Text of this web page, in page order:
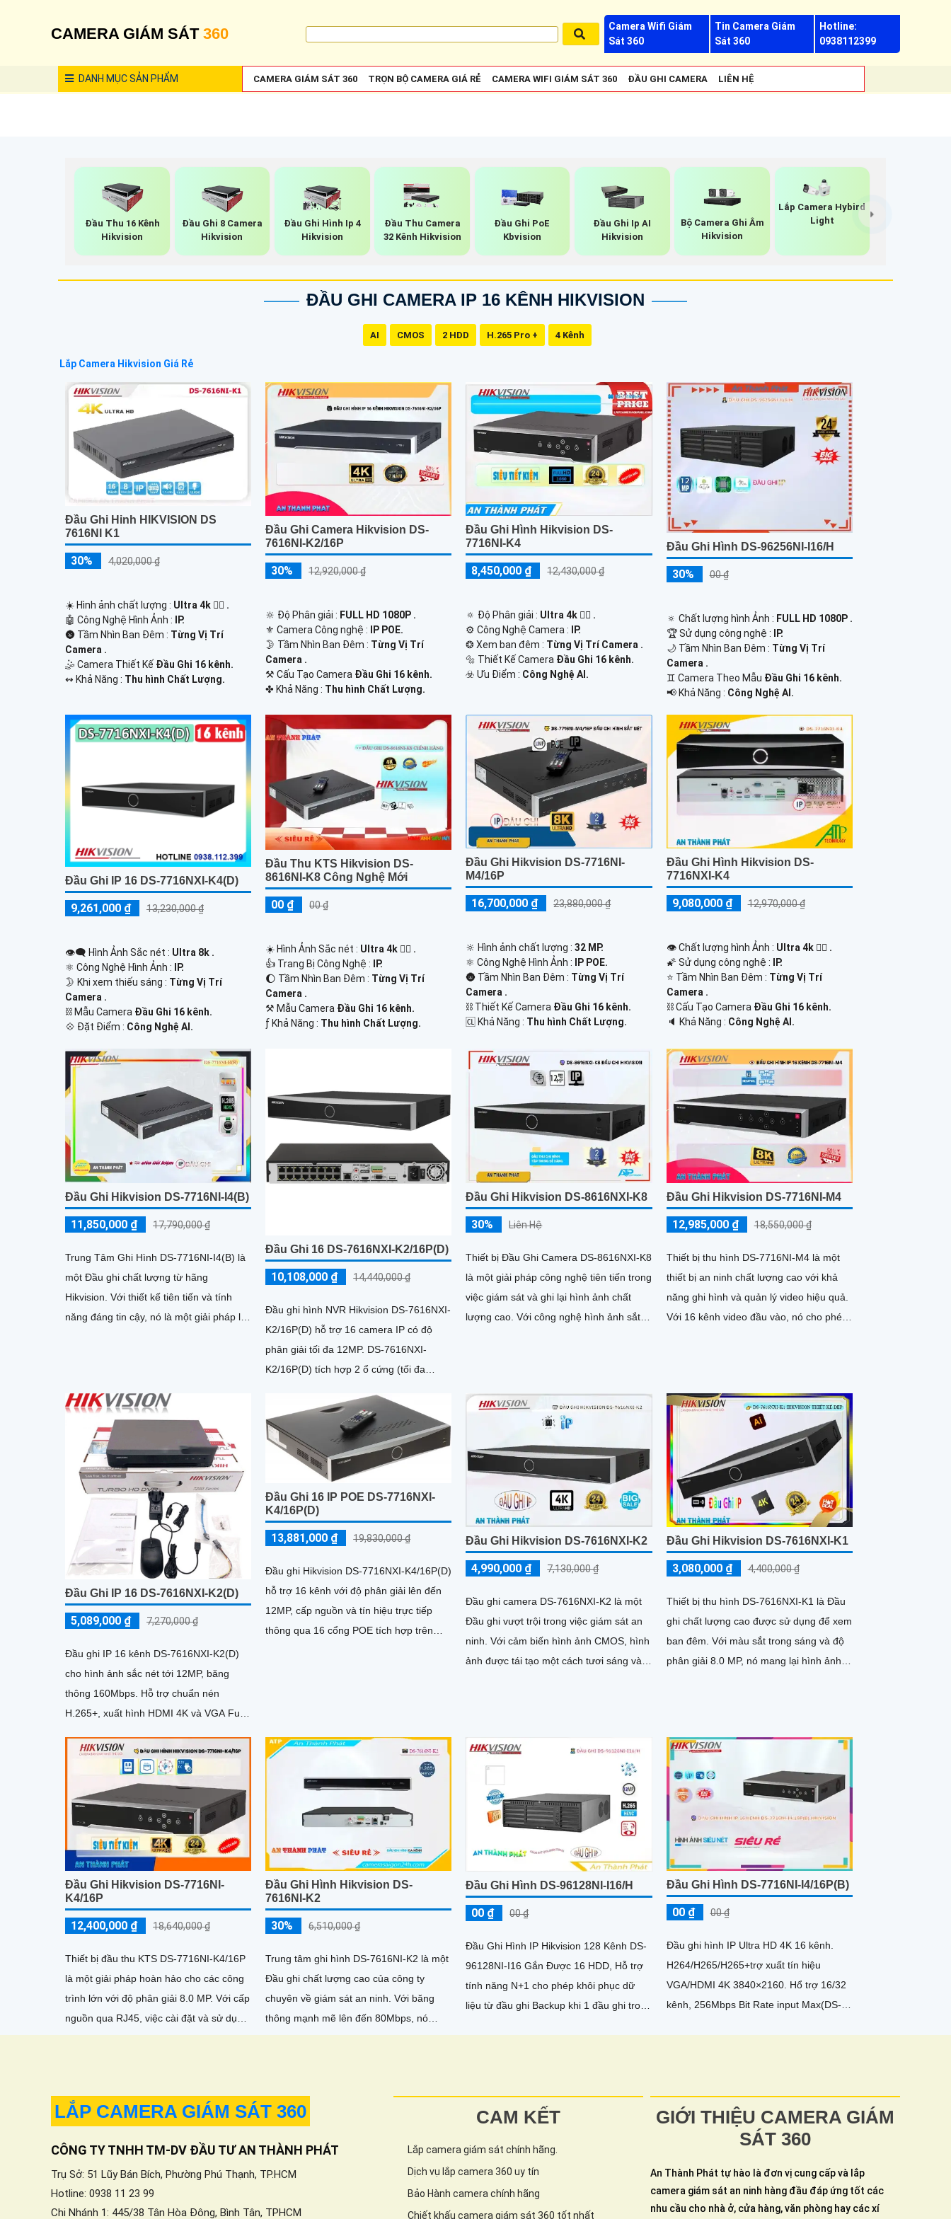
CAMERA GIÁM SÁT 360
Camera Wifi Giám
Sát 360
Tin Camera Giám
Sát 360
Hotline:
0938112399
DANH MỤCSẢN PHẨM CAMERA GIÁM SÁT 360 TRỌN BỘ CAMERA GIÁ RẺ CAMERA WIFI GIÁM SÁT 360 ĐẦU GHI CAMERA LIÊN HỆ
Đầu Thu 16 Kênh
Hikvision
Đầu Ghi 8 Camera
Hikvision
Đầu Ghi Hình Ip 4
Hikvision
Đầu Thu Camera
32 Kênh Hikvision
Đầu Ghi PoE
Kbvision
Đầu Ghi Ip AI
Hikvision
Bộ Camera Ghi Âm
Hikvision
Lắp Camera Hybird
Light
ĐẦU GHI CAMERA IP 16 KÊNH HIKVISION
AI CMOS 2 HDD H.265 Pro + 4 Kênh
Lắp Camera Hikvision Giá Rẻ
Đầu Ghi Hinh HIKVISION DS
7616NI K1
30% 4,020,000 ₫
☀️ Hình ảnh chất lượng : Ultra 4k 👍🏾 .
🤖️ Công Nghệ Hình Ảnh :
IP.
🌚 Tầm Nhìn Ban Đêm : Từng Vị Trí
Camera .
🤹 Camera Thiết Kế Đầu Ghi 16 kênh.
️↭ Khả Năng : Thu hình Chất Lượng.
Đầu Ghi Camera Hikvision DS-
7616NI-K2/16P
30% 12,920,000 ₫
🔆 Độ Phân giải : FULL HD 1080P .
⚜️ Camera Công nghệ :
IP POE.
🌛 Tầm Nhìn Ban Đêm : Từng Vị Trí
Camera .
⚒ Cấu Tạo Camera Đầu Ghi 16 kênh.
️✤ Khả Năng : Thu hình Chất Lượng.
Đầu Ghi Hình Hikvision DS-
7716NI-K4
8,450,000 ₫ 12,430,000 ₫
🔅 Độ Phân giải : Ultra 4k 👍🏾 .
⚙ Công Nghệ Camera :
IP.
❂ Xem ban đêm : Từng Vị Trí Camera .
🔩 Thiết Kế Camera Đầu Ghi 16 kênh.
️☣️ Ưu Điểm : Công Nghệ AI.
Đầu Ghi Hình DS-96256NI-I16/H
30% 00 ₫
🔅 Chất lượng hình Ảnh : FULL HD 1080P .
🏆 Sử dụng công nghệ :
IP.
🌙 Tầm Nhìn Ban Đêm : Từng Vị Trí
Camera .
♊ Camera Theo Mẫu Đầu Ghi 16 kênh.
️📢 Khả Năng : Công Nghệ AI.
Đầu Ghi IP 16 DS-7716NXI-K4(D)
9,261,000 ₫ 13,230,000 ₫
👁️‍🗨 Hình Ảnh Sắc nét : Ultra 8k .
⚛️ Công Nghệ Hình Ảnh :
IP.
🌛 Khi xem thiếu sáng : Từng Vị Trí
Camera .
⛓ Mẫu Camera Đầu Ghi 16 kênh.
️💠 Đặt Điểm : Công Nghệ AI.
Đầu Thu KTS Hikvision DS-
8616NI-K8 Công Nghệ Mới
00 ₫ 00 ₫
☀️ Hình Ảnh Sắc nét : Ultra 4k 👍🏾 .
👍 Trang Bị Công Nghệ :
IP.
🌔 Tầm Nhìn Ban Đêm : Từng Vị Trí
Camera .
⚒ Mẫu Camera Đầu Ghi 16 kênh.
️ƒ Khả Năng : Thu hình Chất Lượng.
Đầu Ghi Hikvision DS-7716NI-
M4/16P
16,700,000 ₫ 23,880,000 ₫
🔆 Hình ảnh chất lượng :32 MP.
⚛️ Công Nghệ Hình Ảnh :
IP POE.
🌚 Tầm Nhìn Ban Đêm : Từng Vị Trí
Camera .
⛓ Thiết Kế Camera Đầu Ghi 16 kênh.
️🆑 Khả Năng : Thu hình Chất Lượng.
Đầu Ghi Hình Hikvision DS-
7716NXI-K4
9,080,000 ₫ 12,970,000 ₫
👁 Chất lượng hình Ảnh : Ultra 4k 👍🏾 .
🌠 Sử dụng công nghệ :
IP.
⭐ Tầm Nhìn Ban Đêm : Từng Vị Trí
Camera .
⛓ Cấu Tạo Camera Đầu Ghi 16 kênh.
️🔈 Khả Năng : Công Nghệ AI.
Đầu Ghi Hikvision DS-7716NI-I4(B)
11,850,000 ₫ 17,790,000 ₫
Trung Tâm Ghi Hình DS-7716NI-I4(B) là
một Đầu ghi chất lượng từ hãng
Hikvision. Với thiết kế tiên tiến và tính
năng đáng tin cậy, nó là một giải pháp lý
Đầu Ghi 16 DS-7616NXI-K2/16P(D)
10,108,000 ₫ 14,440,000 ₫
Đầu ghi hình NVR Hikvision DS-7616NXI-
K2/16P(D) hỗ trợ 16 camera IP có độ
phân giải tối đa 12MP. DS-7616NXI-
K2/16P(D) tích hợp 2 ổ cứng (tối đa
200W tích hợp sẵn trên đầu ghi, Cổng
HDMI xuất hình 4K, hỗ trợ nhận diện
khuôn mặt và phát hiện chuyển động
thông minh
Đầu Ghi Hikvision DS-8616NXI-K8
30% Liên Hệ
Thiết bị Đầu Ghi Camera DS-8616NXI-K8
là một giải pháp công nghệ tiên tiến trong
việc giám sát và ghi lại hình ảnh chất
lượng cao. Với công nghệ hình ảnh sắt
Đầu Ghi Hikvision DS-7716NI-M4
12,985,000 ₫ 18,550,000 ₫
Thiết bị thu hình DS-7716NI-M4 là một
thiết bị an ninh chất lượng cao với khả
năng ghi hình và quản lý video hiệu quả.
Với 16 kênh video đầu vào, nó cho phép
Đầu Ghi IP 16 DS-7616NXI-K2(D)
5,089,000 ₫ 7,270,000 ₫
Đầu ghi IP 16 kênh DS-7616NXI-K2(D)
cho hình ảnh sắc nét tới 12MP, băng
thông 160Mbps. Hỗ trợ chuẩn nén
H.265+, xuất hình HDMI 4K và VGA Full
Đầu Ghi 16 IP POE DS-7716NXI-
K4/16P(D)
13,881,000 ₫ 19,830,000 ₫
Đầu ghi Hikvision DS-7716NXI-K4/16P(D)
hỗ trợ 16 kênh với độ phân giải lên đến
12MP, cấp nguồn và tín hiệu trực tiếp
thông qua 16 cổng POE tích hợp trên
Đầu Ghi Hikvision DS-7616NXI-K2
4,990,000 ₫ 7,130,000 ₫
Đầu ghi camera DS-7616NXI-K2 là một
Đầu ghi vượt trội trong việc giám sát an
ninh. Với cảm biến hình ảnh CMOS, hình
ảnh được tái tạo một cách tươi sáng và
Đầu Ghi Hikvision DS-7616NXI-K1
3,080,000 ₫ 4,400,000 ₫
Thiết bị thu hình DS-7616NXI-K1 là Đầu
ghi chất lượng cao được sử dụng để xem
ban đêm. Với màu sắt trong sáng và độ
phân giải 8.0 MP, nó mang lại hình ảnh
Đầu Ghi Hikvision DS-7716NI-
K4/16P
12,400,000 ₫ 18,640,000 ₫
Thiết bị đầu thu KTS DS-7716NI-K4/16P
là một giải pháp hoàn hảo cho các công
trình lớn với độ phân giải 8.0 MP. Với cấp
nguồn qua RJ45, việc cài đặt và sử dụng
trở nên dễ dàng hơn bao giờ hết
Đầu Ghi Hình Hikvision DS-
7616NI-K2
30% 6,510,000 ₫
Trung tâm ghi hình DS-7616NI-K2 là một
Đầu ghi chất lượng cao của công ty
chuyên về giám sát an ninh. Với băng
thông mạnh mẽ lên đến 80Mbps, nó
cung cấp khả năng giám sát ban đêm
Đầu Ghi Hình DS-96128NI-I16/H
00 ₫ 00 ₫
Đầu Ghi Hình IP Hikvision 128 Kênh DS-
96128NI-I16 Gắn Được 16 HDD, Hỗ trợ
tính năng N+1 cho phép khôi phục dữ
liệu từ đầu ghi Backup khi 1 đầu ghi trong
Đầu Ghi Hình DS-7716NI-I4/16P(B)
00 ₫ 00 ₫
Đầu ghi hình IP Ultra HD 4K 16 kênh.
H264/H265/H265+trợ xuất tín hiệu
VGA/HDMI 4K 3840×2160. Hổ trợ 16/32
kênh, 256Mbps Bit Rate input Max(DS-
LẮP CAMERA GIÁM SÁT 360
CÔNG TY TNHH TM-DV ĐẦU TƯ AN THÀNH PHÁT
Trụ Sở: 51 Lũy Bán Bích, Phường Phú Thạnh, TP.HCM
Hotline: 0938 11 23 99
Chi Nhánh 1: 445/38 Tân Hòa Đông, Bình Tân, TPHCM
CAM KẾT
Lắp camera giám sát chính hãng.
Dịch vụ lắp camera 360 uy tín
Bảo Hành camera chính hãng
Chiết khấu camera giám sát 360 tốt nhất
GIỚI THIỆU CAMERA GIÁM
SÁT 360
An Thành Phát tự hào là đơn vị cung cấp và lắp
camera giám sát an ninh hàng đầu đáp ứng tốt các
nhu cầu cho nhà ở, cửa hàng, văn phòng hay các xí